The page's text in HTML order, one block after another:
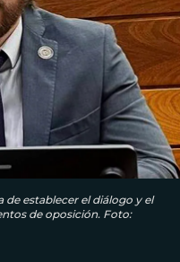
de establecer el diálogo y el
de oposición. Foto: